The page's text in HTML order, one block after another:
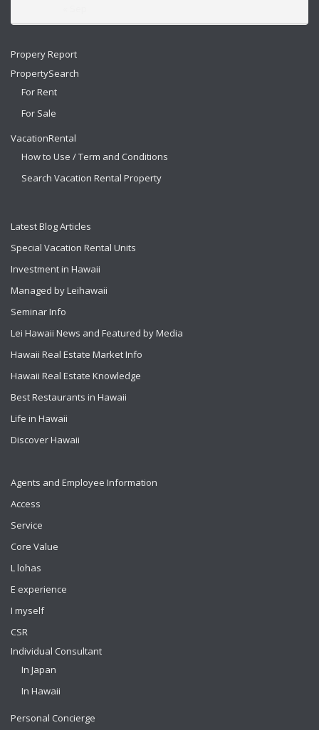
Propery Report
PropertySearch
For Rent
For Sale
VacationRental
How to Use / Term and Conditions
Search Vacation Rental Property
Latest Blog Articles
Special Vacation Rental Units
Investment in Hawaii
Managed by Leihawaii
Seminar Info
Lei Hawaii News and Featured by Media
Hawaii Real Estate Market Info
Hawaii Real Estate Knowledge
Best Restaurants in Hawaii
Life in Hawaii
Discover Hawaii
Agents and Employee Information
Access
Service
Core Value
L lohas
E experience
I myself
CSR
Individual Consultant
In Japan
In Hawaii
Personal Concierge